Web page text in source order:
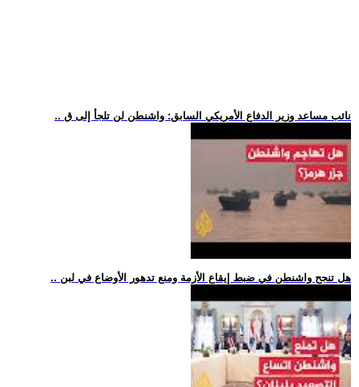
.. نائب مساعد وزير الدفاع الأمريكي السابق: واشنطن لن تلجأ إلى ق
.. هل تنجح واشنطن في ضبط إيقاع الأزمة ومنع تدهور الأوضاع في لبن